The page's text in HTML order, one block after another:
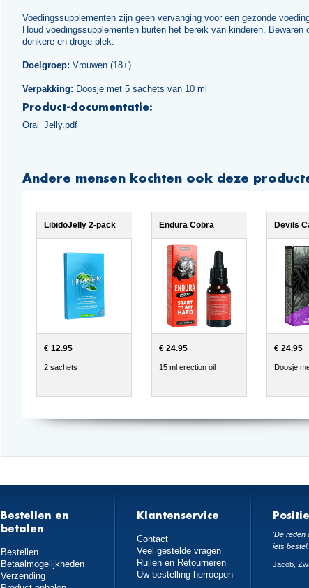
Voedingssupplementen zijn geen vervanging voor een gezonde
Houd voedingssupplementen buiten het bereik van kinderen. Bewaren
donkere en droge plek.
Doelgroep: Vrouwen (18+)
Verpakking: Doosje met 5 sachets van 10 ml
Product-documentatie:
Oral_Jelly.pdf
Andere mensen kochten ook deze
LibidoJelly 2-pack
€ 12.95
2 sachets
Endura Cobra
€ 24.95
15 ml erection oil
€ 24.95
Doosje
Bestellen en
betalen
Bestellen
Betaalmogelijkheden
Verzending
Klantenservice
Contact
Veel gestelde vragen
Ruilen en Retourneren
Uw bestelling herroepen
'De reden
iets
Jacob,